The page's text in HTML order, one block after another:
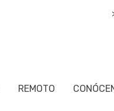
REMOTO